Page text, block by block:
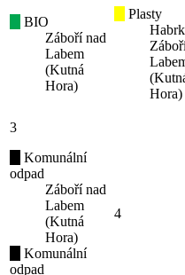
BIO
Záboří nad
Labem
(Kutná
Hora)
Plasty
Hora)
3
Komunální
odpad
Záboří nad
Labem
(Kutná
Hora)
Komunální
odpad
4